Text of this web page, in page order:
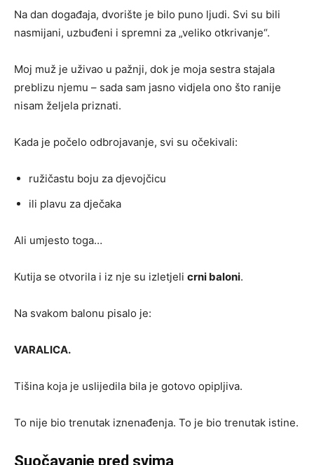
Na dan događaja, dvorište je bilo puno ljudi. Svi su bili
nasmijani, uzbuđeni i spremni za „veliko otkrivanje“.
Moj muž je uživao u pažnji, dok je moja sestra stajala
preblizu njemu – sada sam jasno vidjela ono što ranije
nisam željela priznati.
Kada je počelo odbrojavanje, svi su očekivali:
ružičastu boju za djevojčicu
ili plavu za dječaka
Ali umjesto toga…
Kutija se otvorila i iz nje su izletjeli crni baloni.
Na svakom balonu pisalo je:
VARALICA.
Tišina koja je uslijedila bila je gotovo opipljiva.
To nije bio trenutak iznenađenja. To je bio trenutak istine.
Suočavanje pred svima